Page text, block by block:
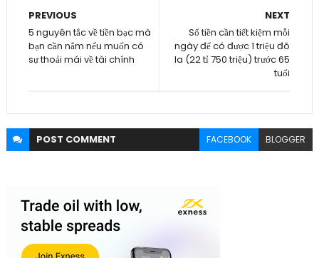
NEXT
Số tiền cần tiết kiệm mỗi
ngày để có được 1 triệu đô
la (22 tỉ 750 triệu) trước 65
tuổi
PREVIOUS
5 nguyên tắc về tiền bạc mà
bạn cần nắm nếu muốn có
sự thoải mái về tài chính
POST COMMENT FACEBOOK BLOGGER